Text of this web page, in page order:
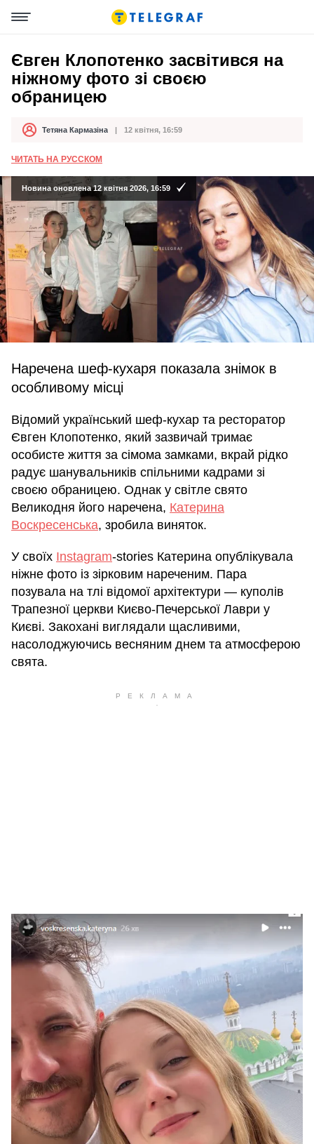
Євген Клопотенко засвітився на
ніжному фото зі своєю
обраницею
АвторТетяна Кармазіна
Дата публікації 12 квітня, 16:59
ЧИТАТЬ НА РУССКОМ
Новина оновлена 12 квітня 2026, 16:59
Наречена шеф-кухаря показала знімок в
особливому місці
Відомий український шеф-кухар та ресторатор
Євген Клопотенко, який зазвичай тримає
особисте життя за сімома замками, вкрай рідко
радує шанувальників спільними кадрами зі
своєю обраницею. Однак у світле свято
Великодня його наречена, Катерина
Воскресенська, зробила виняток.
У своїх Instagram-stories Катерина опублікувала
ніжне фото із зірковим нареченим. Пара
позувала на тлі відомої архітектури — куполів
Трапезної церкви Києво-Печерської Лаври у
Києві. Закохані виглядали щасливими,
насолоджуючись весняним днем та атмосферою
свята.